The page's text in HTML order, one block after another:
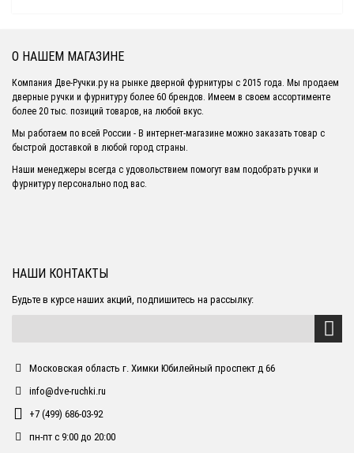
О НАШЕМ МАГАЗИНЕ
Компания Две-Ручки.ру на рынке дверной фурнитуры с 2015 года. Мы продаем
дверные ручки и фурнитуру более 60 брендов. Имеем в своем ассортименте
более 20 тыс. позиций товаров, на любой вкус.
Мы работаем по всей России - В интернет-магазине можно заказать товар с
быстрой доставкой в любой город страны.
Наши менеджеры всегда с удовольствием помогут вам подобрать ручки и
фурнитуру персонально под вас.
НАШИ КОНТАКТЫ
Будьте в курсе наших акций, подпишитесь на рассылку:
Московская область г. Химки Юбилейный проспект д 66
info@dve-ruchki.ru
+7 (499) 686-03-92
пн-пт с 9:00 до 20:00